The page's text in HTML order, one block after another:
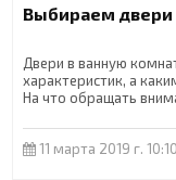
Выбираем двери
Двери в ванную
характеристик, а
На что обращать
11 марта 2019 г. 10:10